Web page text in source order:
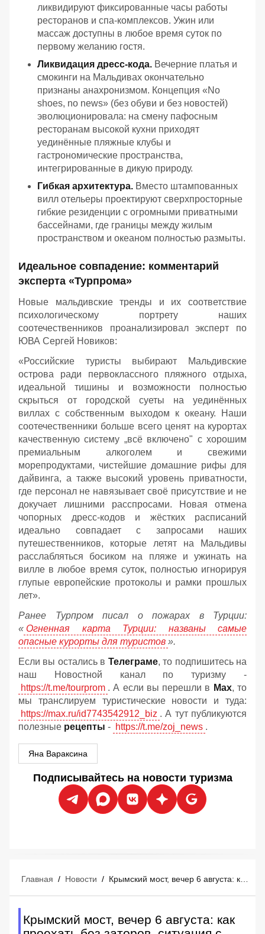
ликвидируют фиксированные часы работы
ресторанов и спа-комплексов. Ужин или
массаж доступны в любое время суток по
первому желанию гостя.
Ликвидация дресс-кода. Вечерние платья и
смокинги на Мальдивах окончательно
признаны анахронизмом. Концепция «No
shoes, no news» (без обуви и без новостей)
эволюционировала: на смену пафосным
ресторанам высокой кухни приходят
уединённые пляжные клубы и
гастрономические пространства,
интегрированные в дикую природу.
Гибкая архитектура. Вместо штампованных
вилл отельеры проектируют сверхпросторные
гибкие резиденции с огромными приватными
бассейнами, где границы между жилым
пространством и океаном полностью размыты.
Идеальное совпадение: комментарий
эксперта «Турпрома»
Новые мальдивские тренды и их соответствие
психологическому портрету наших
соотечественников проанализировал эксперт по
ЮВА Сергей Новиков:
«Российские туристы выбирают Мальдивские
острова ради первоклассного пляжного отдыха,
идеальной тишины и возможности полностью
скрыться от городской суеты на уединённых
виллах с собственным выходом к океану. Наши
соотечественники больше всего ценят на курортах
качественную систему „всё включено" с хорошим
премиальным алкоголем и свежими
морепродуктами, чистейшие домашние рифы для
дайвинга, а также высокий уровень приватности,
где персонал не навязывает своё присутствие и не
докучает лишними расспросами. Новая отмена
чопорных дресс-кодов и жёстких расписаний
идеально совпадает с запросами наших
путешественников, которые летят на Мальдивы
расслабляться босиком на пляже и ужинать на
вилле в любое время суток, полностью игнорируя
глупые европейские протоколы и рамки прошлых
лет».
Ранее Турпром писал о пожарах в Турции:
« Огненная карта Турции: названы самые
опасные курорты для туристов ».
Если вы остались в Телеграме, то подпишитесь на
наш Новостной канал по туризму -
https://t.me/tourprom . А если вы перешли в Мах, то
мы транслируем туристические новости и туда:
https://max.ru/id7743542912_biz . А тут публикуются
полезные рецепты - https://t.me/zoj_news .
Яна Вараксина
Подписывайтесь на новости туризма
Главная / Новости /
Крымский мост, вечер 6 августа: как